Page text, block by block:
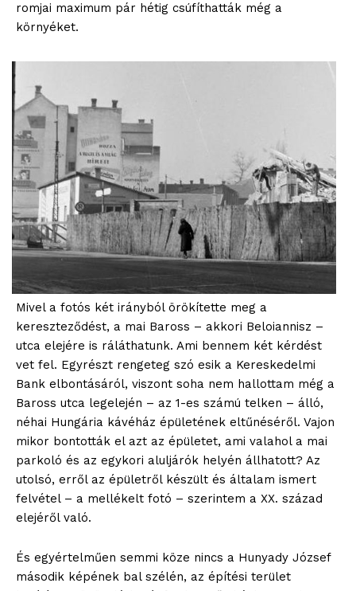
szubjektív élményportál
romjai maximum pár hétig csúfíthatták még a
környéket.
Mivel a fotós két irányból örökítette meg a
kereszteződést, a mai Baross – akkori Beloiannisz –
utca elejére is ráláthatunk. Ami bennem két kérdést
vet fel. Egyrészt rengeteg szó esik a Kereskedelmi
Bank elbontásáról, viszont soha nem hallottam még a
Baross utca legelején – az 1-es számú telken – álló,
néhai Hungária kávéház épületének eltűnéséről. Vajon
mikor bontották el azt az épületet, ami valahol a mai
parkoló és az egykori aluljárók helyén állhatott? Az
utolsó, erről az épületről készült és általam ismert
felvétel – a mellékelt fotó – szerintem a XX. század
elejéről való.
És egyértelműen semmi köze nincs a Hunyady József
második képének bal szélén, az építési terület